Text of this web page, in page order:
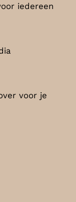
iedereen
voor je